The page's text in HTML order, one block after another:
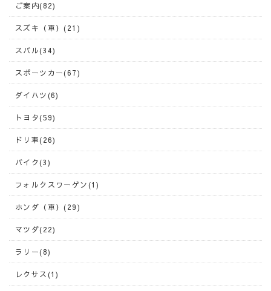
ご案内(82)
スズキ（車）(21)
スバル(34)
スポーツカー(67)
ダイハツ(6)
トヨタ(59)
ドリ車(26)
バイク(3)
フォルクスワーゲン(1)
ホンダ（車）(29)
マツダ(22)
ラリー(8)
レクサス(1)